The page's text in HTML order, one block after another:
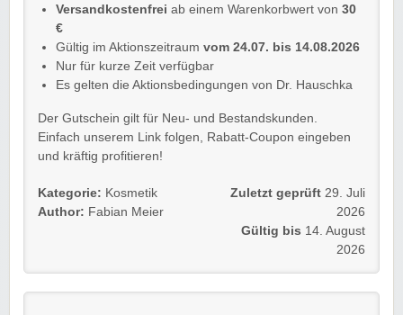
Versandkostenfrei ab einem Warenkorbwert von 30
€
Gültig im Aktionszeitraum vom 24.07. bis 14.08.2026
Nur für kurze Zeit verfügbar
Es gelten die Aktionsbedingungen von Dr. Hauschka
Der Gutschein gilt für Neu- und Bestandskunden.
Einfach unserem Link folgen, Rabatt-Coupon eingeben
und kräftig profitieren!
Kategorie: Kosmetik
Author: Fabian Meier
Zuletzt geprüft 29. Juli
2026
Gültig bis 14. August
2026